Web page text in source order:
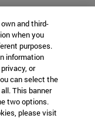
and third-
when you
purposes.
information
or
can select the
This banner
two options.
please visit